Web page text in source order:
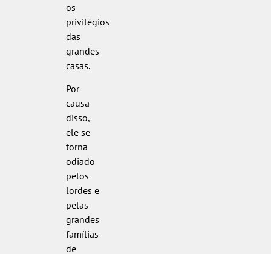
os
privilégios
das
grandes
casas.
Por
causa
disso,
ele se
torna
odiado
pelos
lordes e
pelas
grandes
famílias
de